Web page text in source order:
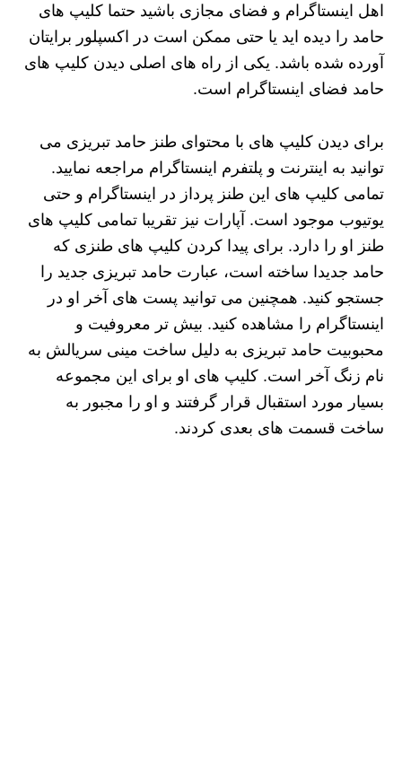
اهل اینستاگرام و فضای مجازی باشید حتما کلیپ های
حامد را دیده اید یا حتی ممکن است در اکسپلور برایتان
آورده شده باشد. یکی از راه های اصلی دیدن کلیپ های
حامد فضای اینستاگرام است.
برای دیدن کلیپ های با محتوای طنز حامد تبریزی می
توانید به اینترنت و پلتفرم اینستاگرام مراجعه نمایید.
تمامی کلیپ های این طنز پرداز در اینستاگرام و حتی
یوتیوب موجود است. آپارات نیز تقریبا تمامی کلیپ های
طنز او را دارد. برای پیدا کردن کلیپ های طنزی که
حامد جدیدا ساخته است، عبارت حامد تبریزی جدید را
جستجو کنید. همچنین می توانید پست های آخر او در
اینستاگرام را مشاهده کنید. بیش تر معروفیت و
محبوبیت حامد تبریزی به دلیل ساخت مینی سریالش به
نام زنگ آخر است. کلیپ های او برای این مجموعه
بسیار مورد استقبال قرار گرفتند و او را مجبور به
ساخت قسمت های بعدی کردند.